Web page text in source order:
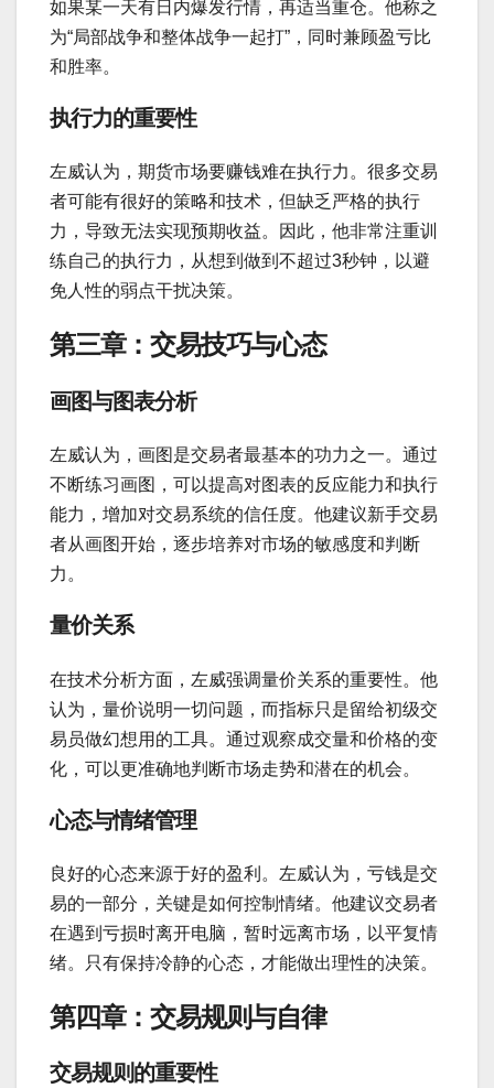
如果某一天有日内爆发行情，再适当重仓。他称之
为“局部战争和整体战争一起打”，同时兼顾盈亏比
和胜率。
执行力的重要性
左威认为，期货市场要赚钱难在执行力。很多交易
者可能有很好的策略和技术，但缺乏严格的执行
力，导致无法实现预期收益。因此，他非常注重训
练自己的执行力，从想到做到不超过3秒钟，以避
免人性的弱点干扰决策。
第三章：交易技巧与心态
画图与图表分析
左威认为，画图是交易者最基本的功力之一。通过
不断练习画图，可以提高对图表的反应能力和执行
能力，增加对交易系统的信任度。他建议新手交易
者从画图开始，逐步培养对市场的敏感度和判断
力。
量价关系
在技术分析方面，左威强调量价关系的重要性。他
认为，量价说明一切问题，而指标只是留给初级交
易员做幻想用的工具。通过观察成交量和价格的变
化，可以更准确地判断市场走势和潜在的机会。
心态与情绪管理
良好的心态来源于好的盈利。左威认为，亏钱是交
易的一部分，关键是如何控制情绪。他建议交易者
在遇到亏损时离开电脑，暂时远离市场，以平复情
绪。只有保持冷静的心态，才能做出理性的决策。
第四章：交易规则与自律
交易规则的重要性